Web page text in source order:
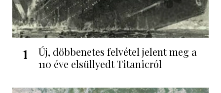
1
Új, döbbenetes felvétel jelent meg a
110 éve elsüllyedt Titanicról